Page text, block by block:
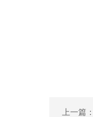
上一篇